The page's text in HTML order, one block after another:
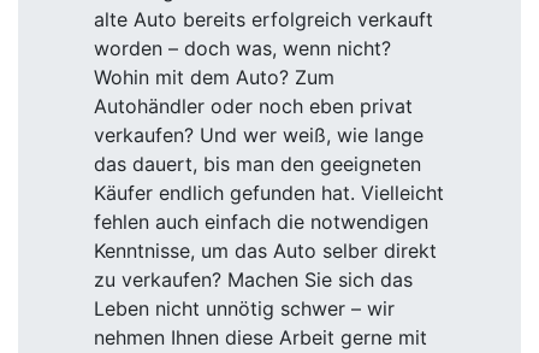
alte Auto bereits erfolgreich verkauft
worden – doch was, wenn nicht?
Wohin mit dem Auto? Zum
Autohändler oder noch eben privat
verkaufen? Und wer weiß, wie lange
das dauert, bis man den geeigneten
Käufer endlich gefunden hat. Vielleicht
fehlen auch einfach die notwendigen
Kenntnisse, um das Auto selber direkt
zu verkaufen? Machen Sie sich das
Leben nicht unnötig schwer – wir
nehmen Ihnen diese Arbeit gerne mit